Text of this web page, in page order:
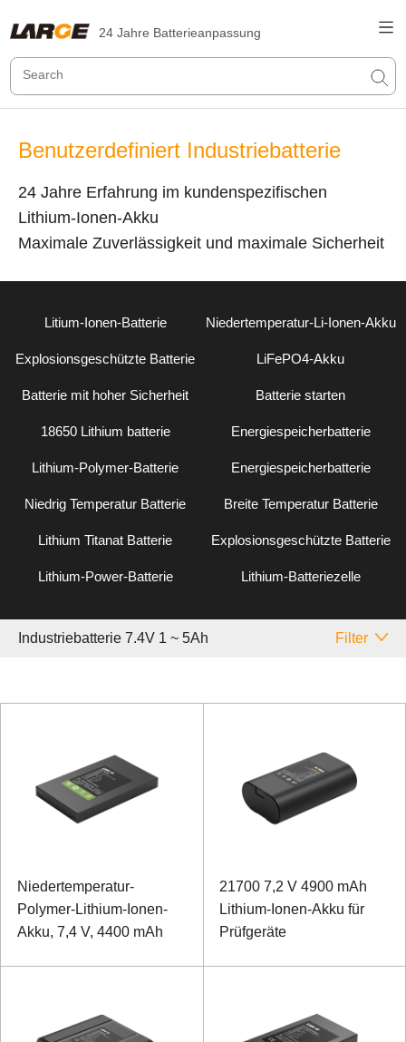
24 Jahre Batterieanpassung
Benutzerdefiniert Industriebatterie
24 Jahre Erfahrung im kundenspezifischen
Lithium-Ionen-Akku
Maximale Zuverlässigkeit und maximale Sicherheit
Litium-Ionen-Batterie Niedertemperatur-Li-Ionen-Akku
Explosionsgeschützte Batterie LiFePO4-Akku
Batterie mit hoher Sicherheit Batterie starten
18650 Lithium batterie Energiespeicherbatterie
Lithium-Polymer-Batterie Energiespeicherbatterie
Niedrig Temperatur Batterie Breite Temperatur Batterie
Lithium Titanat Batterie Explosionsgeschützte Batterie
Lithium-Power-Batterie Lithium-Batteriezelle
Industriebatterie 7.4V 1 ~ 5Ah Filter
Niedertemperatur-
Polymer-Lithium-Ionen-
Akku, 7,4 V, 4400 mAh
21700 7,2 V 4900 mAh
Lithium-Ionen-Akku für
Prüfgeräte